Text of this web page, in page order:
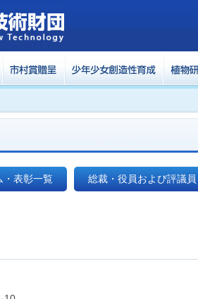
・表彰一覧 総裁・役員および評議員